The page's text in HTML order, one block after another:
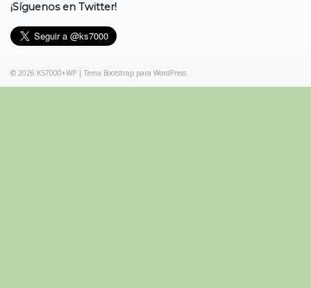
¡Síguenos en Twitter!
© 2026 KS7000+WP | Tema Bootstrap para WordPress